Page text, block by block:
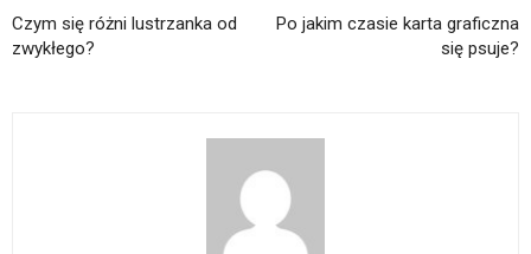
Czym się różni lustrzanka od
zwykłego?
Po jakim czasie karta graficzna
się psuje?